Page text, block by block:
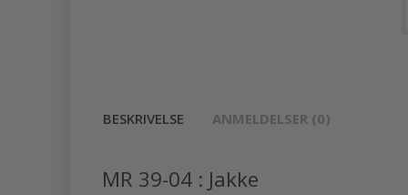
BESKRIVELSE ANMELDELSER (0)
MR 39-04 : Jakke